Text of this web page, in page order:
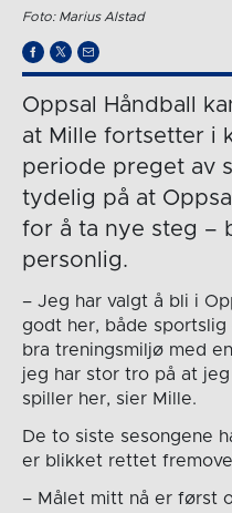
Foto: Marius Alstad
Oppsal Håndball
at Mille fortsetter i
periode preget av
tydelig på at
for å ta nye steg –
personlig.
– Jeg har valgt å bli i
godt her, både
bra treningsmiljø med
jeg har stor tro på at
spiller her, sier Mille.
De to siste sesongene
er blikket rettet
– Målet mitt nå er først